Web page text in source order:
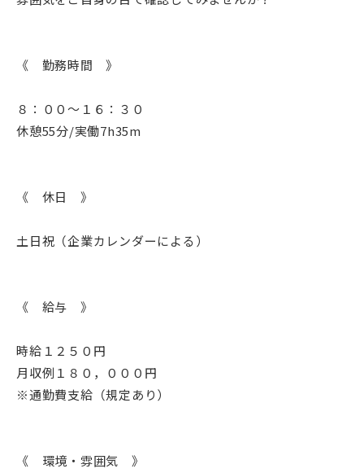
《 勤務時間 》
８：００～１６：３０
休憩55分/実働7h35m
《 休日 》
土日祝（企業カレンダーによる）
《 給与 》
時給１２５０円
月収例１８０，０００円
※通勤費支給（規定あり）
《 環境・雰囲気 》